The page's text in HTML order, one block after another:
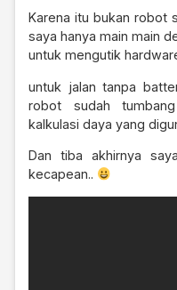
Karena itu bukan robot
saya hanya main main
untuk mengutik
untuk jalan tanpa
robot sudah
kalkulasi daya yang
Dan tiba akhirnya
kecapean..